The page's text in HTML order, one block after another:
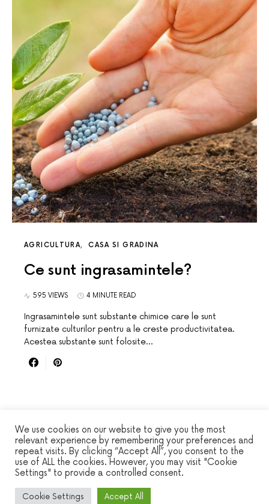
AGRICULTURA CASA SI GRADINA
Ce sunt ingrasamintele?
595 VIEWS 4 MINUTE READ
Ingrasamintele sunt substante chimice care le sunt
furnizate culturilor pentru a le creste productivitatea.
Acestea substante sunt folosite…
WINSEC
DESIGNED & DEVELOPED BY
We use cookies on our website to give you the most
relevant experience by remembering your preferences and
repeat visits. By clicking “Accept All”, you consent to the
use of ALL the cookies. However, you may visit "Cookie
Settings" to provide a controlled consent.
Cookie Settings Accept All